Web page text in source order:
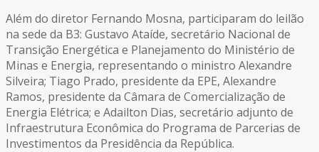
Além do diretor Fernando Mosna, participaram do leilão
na sede da B3: Gustavo Ataíde, secretário Nacional de
Transição Energética e Planejamento do Ministério de
Minas e Energia, representando o ministro Alexandre
Silveira; Tiago Prado, presidente da EPE, Alexandre
Ramos, presidente da Câmara de Comercialização de
Energia Elétrica; e Adailton Dias, secretário adjunto de
Infraestrutura Econômica do Programa de Parcerias de
Investimentos da Presidência da República.